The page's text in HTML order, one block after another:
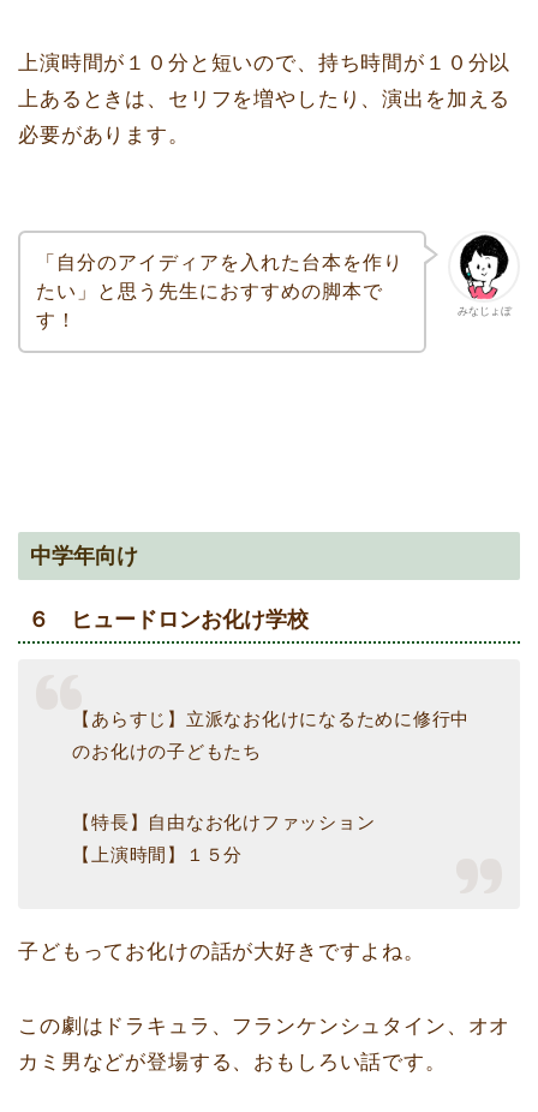
上演時間が１０分と短いので、持ち時間が１０分以
上あるときは、セリフを増やしたり、演出を加える
必要があります。
みなじょぼ
「自分のアイディアを入れた台本を作り
たい」と思う先生におすすめの脚本で
す！
中学年向け
６ ヒュードロンお化け学校
【あらすじ】立派なお化けになるために修行中
のお化けの子どもたち
【特長】自由なお化けファッション
【上演時間】１５分
子どもってお化けの話が大好きですよね。
この劇はドラキュラ、フランケンシュタイン、オオ
カミ男などが登場する、おもしろい話です。